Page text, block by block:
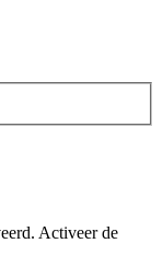
Activeer de